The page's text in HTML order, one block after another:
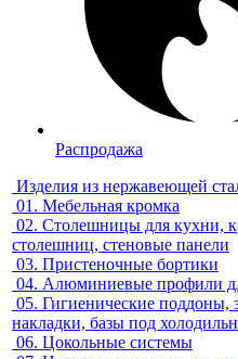
Распродажа
Изделия из нержавеющей
01. Мебельная кромка
02. Столешницы для кухни,
столешниц, стеновые панели
03. Пристеночные бортики
04. Алюминиевые профили
05. Гигиенические поддоны,
накладки, базы под
06. Цокольные системы